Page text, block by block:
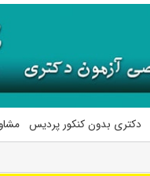
دکتری بدون کنکور پردیس